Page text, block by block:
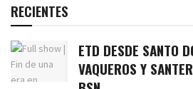
RECIENTES
ETD DESDE SANTO
VAQUEROS Y